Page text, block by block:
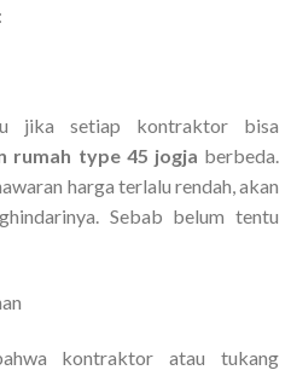
jika setiap kontraktor bisa
rumah type 45 jogja berbeda.
harga terlalu rendah, akan
Sebab belum tentu
kontraktor atau tukang